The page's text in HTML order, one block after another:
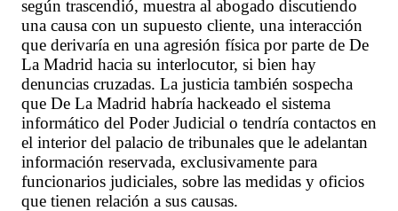
según trascendió, muestra al abogado discutiendo
una causa con un supuesto cliente, una interacción
que derivaría en una agresión física por parte de De
La Madrid hacia su interlocutor, si bien hay
denuncias cruzadas. La justicia también sospecha
que De La Madrid habría hackeado el sistema
informático del Poder Judicial o tendría contactos en
el interior del palacio de tribunales que le adelantan
información reservada, exclusivamente para
funcionarios judiciales, sobre las medidas y oficios
que tienen relación a sus causas.